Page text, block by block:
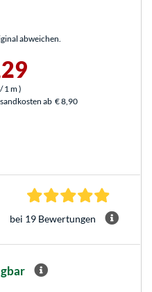
abweichen.
/ 1 m)
ab € 8,90
bei 19 Bewertungen